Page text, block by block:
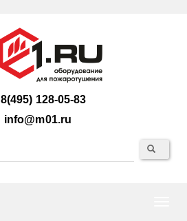
8(495) 128-05-83
info@m01.ru